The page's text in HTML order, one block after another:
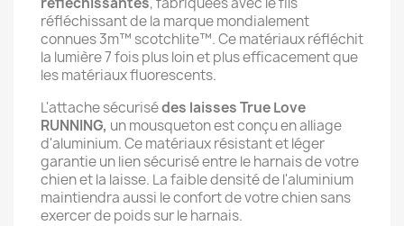
réfléchissant de la marque mondialement
connues 3m™ scotchlite™. Ce matériaux réfléchit
la lumière 7 fois plus loin et plus efficacement que
les matériaux fluorescents.
L'attache sécurisédes laisses True Love
RUNNING, un mousqueton est conçu en alliage
d'aluminium. Ce matériaux résistant et léger
garantie un lien sécurisé entre le harnais de votre
chien et la laisse. La faible densité de l'aluminium
maintiendra aussi le confort de votre chien sans
exercer de poids sur le harnais.